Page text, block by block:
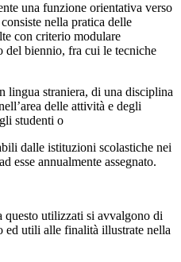
una funzione orientativa verso
nella pratica delle
con criterio modulare
del biennio, fra cui le tecniche
lingua straniera, di una disciplina
delle attività e degli
studenti o
dalle istituzioni scolastiche nei
esse annualmente assegnato.
questo utilizzati si avvalgono di
ed utili alle finalità illustrate nella